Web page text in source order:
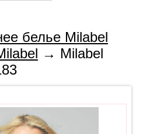
белье Milabel
→ Milabel